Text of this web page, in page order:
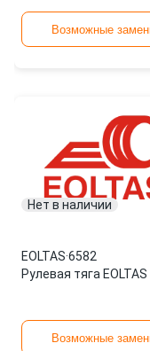
Возможные
Нет в наличии
EOLTAS·6582
Рулевая тяга
Возможные